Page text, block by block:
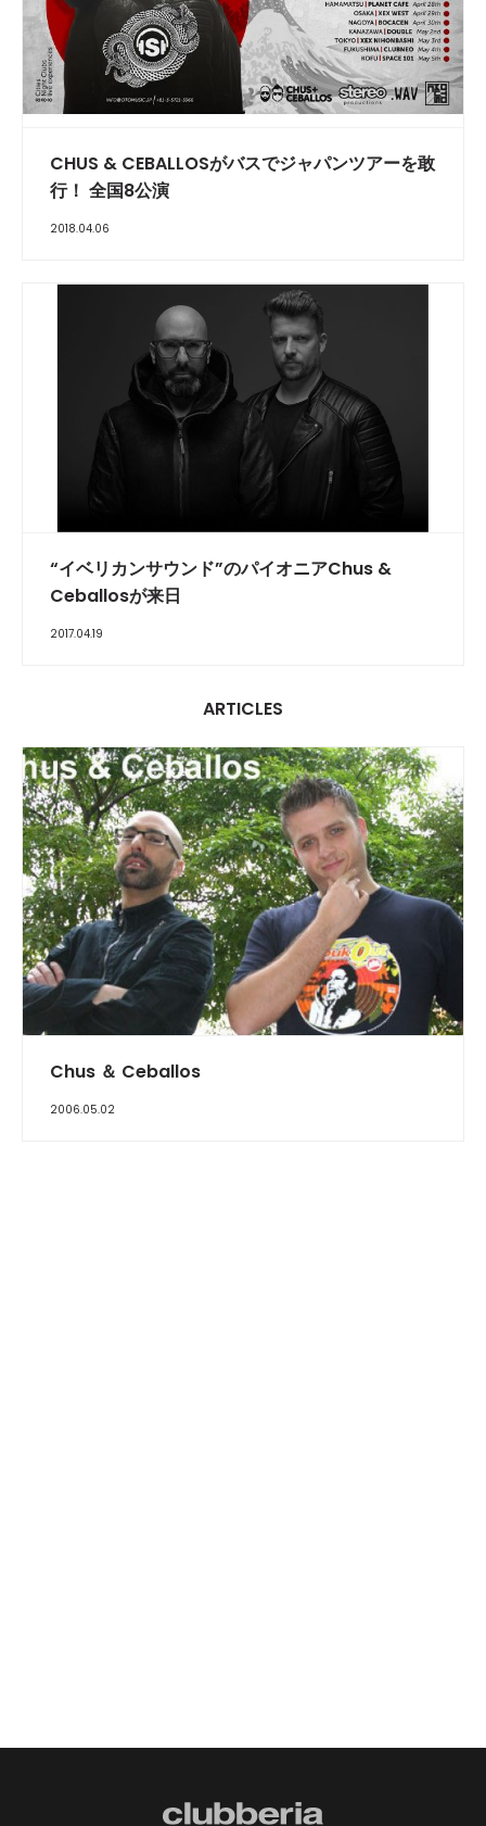
CHUS & CEBALLOSがバスでジャパンツアーを敢
行！ 全国8公演
2018.04.06
“イベリカンサウンド”のパイオニアChus &
Ceballosが来日
2017.04.19
ARTICLES
INTERVIEW
Chus ＆ Ceballos
2006.05.02